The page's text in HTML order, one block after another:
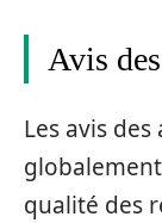
Avis
Les avis
qualité des